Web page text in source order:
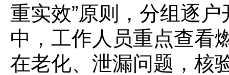
重实效”原则，分组逐
中，工作人员重点查看
在老化、泄漏问题，核